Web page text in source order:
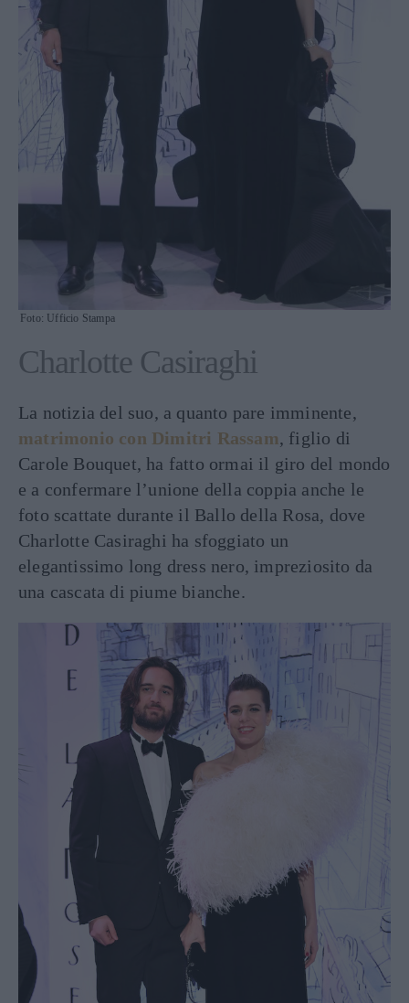
Foto: Ufficio Stampa
Charlotte Casiraghi
La notizia del suo, a quanto pare imminente,
matrimonio con Dimitri Rassam, figlio di
Carole Bouquet, ha fatto ormai il giro del mondo
e a confermare l’unione della coppia anche le
foto scattate durante il Ballo della Rosa, dove
Charlotte Casiraghi ha sfoggiato un
elegantissimo long dress nero, impreziosito da
una cascata di piume bianche.